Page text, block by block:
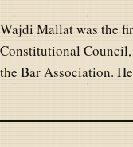
Wajdi Mallat was the
Constitutional
the Bar Association.